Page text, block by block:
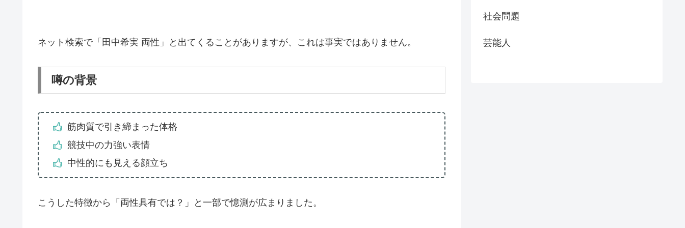
ネット検索で「田中希実 両性」と出てくることがありますが、これは事実ではありません。
噂の背景
筋肉質で引き締まった体格
競技中の力強い表情
中性的にも見える顔立ち
こうした特徴から「両性具有では？」と一部で憶測が広まりました。
社会問題
芸能人